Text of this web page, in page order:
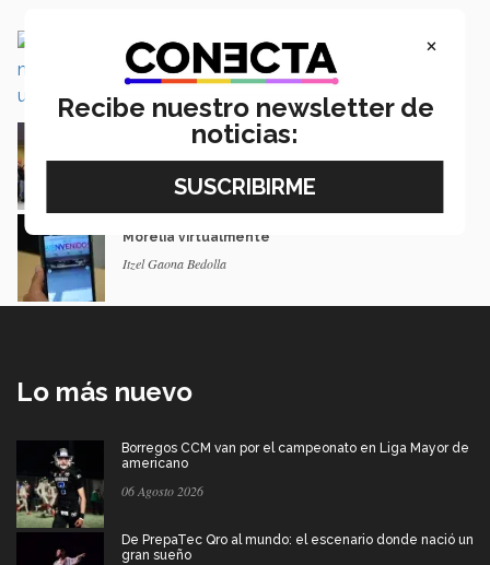
Proyectos de alumnos se vinculan con
iniciativa pública y privada
Mariana Jacuinde Mayés
Se realiza el “Morelia Arq Forum” con
perspectiva de género
Morelia virtualmente
Itzel Gaona Bedolla
Lo más nuevo
Borregos CCM van por el campeonato en Liga Mayor de
americano
06 Agosto 2026
De PrepaTec Qro al mundo: el escenario donde nació un
gran sueño
×
Recibe nuestro newsletter de
noticias: